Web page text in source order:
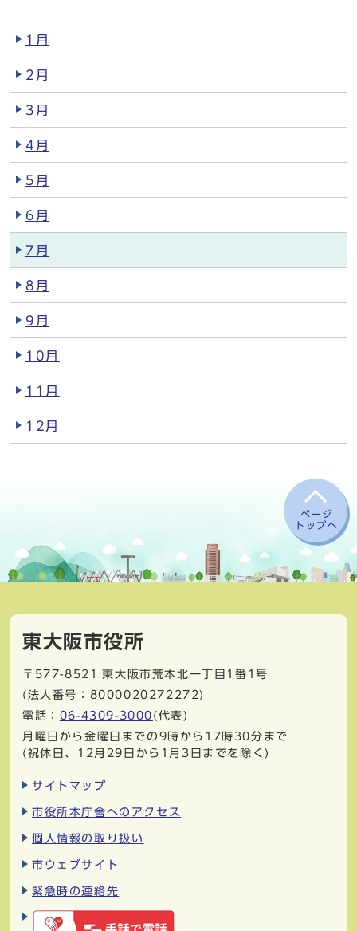
1月
2月
3月
4月
5月
6月
7月
8月
9月
10月
11月
12月
ページ
トップへ
東大阪市役所
〒577-8521
東大阪市荒本北一丁目1番1号
(法人番号：8000020272272)
電話： 06-4309-3000 (代表)
月曜日から金曜日までの9時から17時30分まで
(祝休日、12月29日から1月3日までを除く)
サイトマップ
市役所本庁舎へのアクセス
個人情報の取り扱い
市ウェブサイト
緊急時の連絡先